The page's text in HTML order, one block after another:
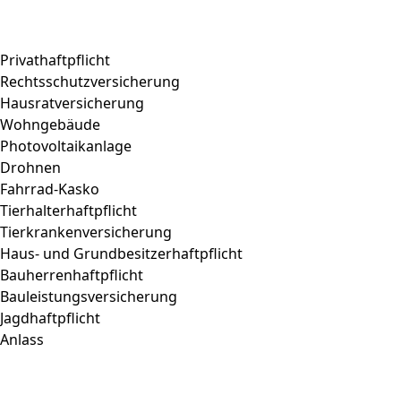
Privathaftpflicht
Rechtsschutzversicherung
Hausratversicherung
Wohngebäude
Photovoltaikanlage
Drohnen
Fahrrad-Kasko
Tierhalterhaftpflicht
Tierkrankenversicherung
Haus- und Grundbesitzerhaftpflicht
Bauherrenhaftpflicht
Bauleistungsversicherung
Jagdhaftpflicht
Anlass